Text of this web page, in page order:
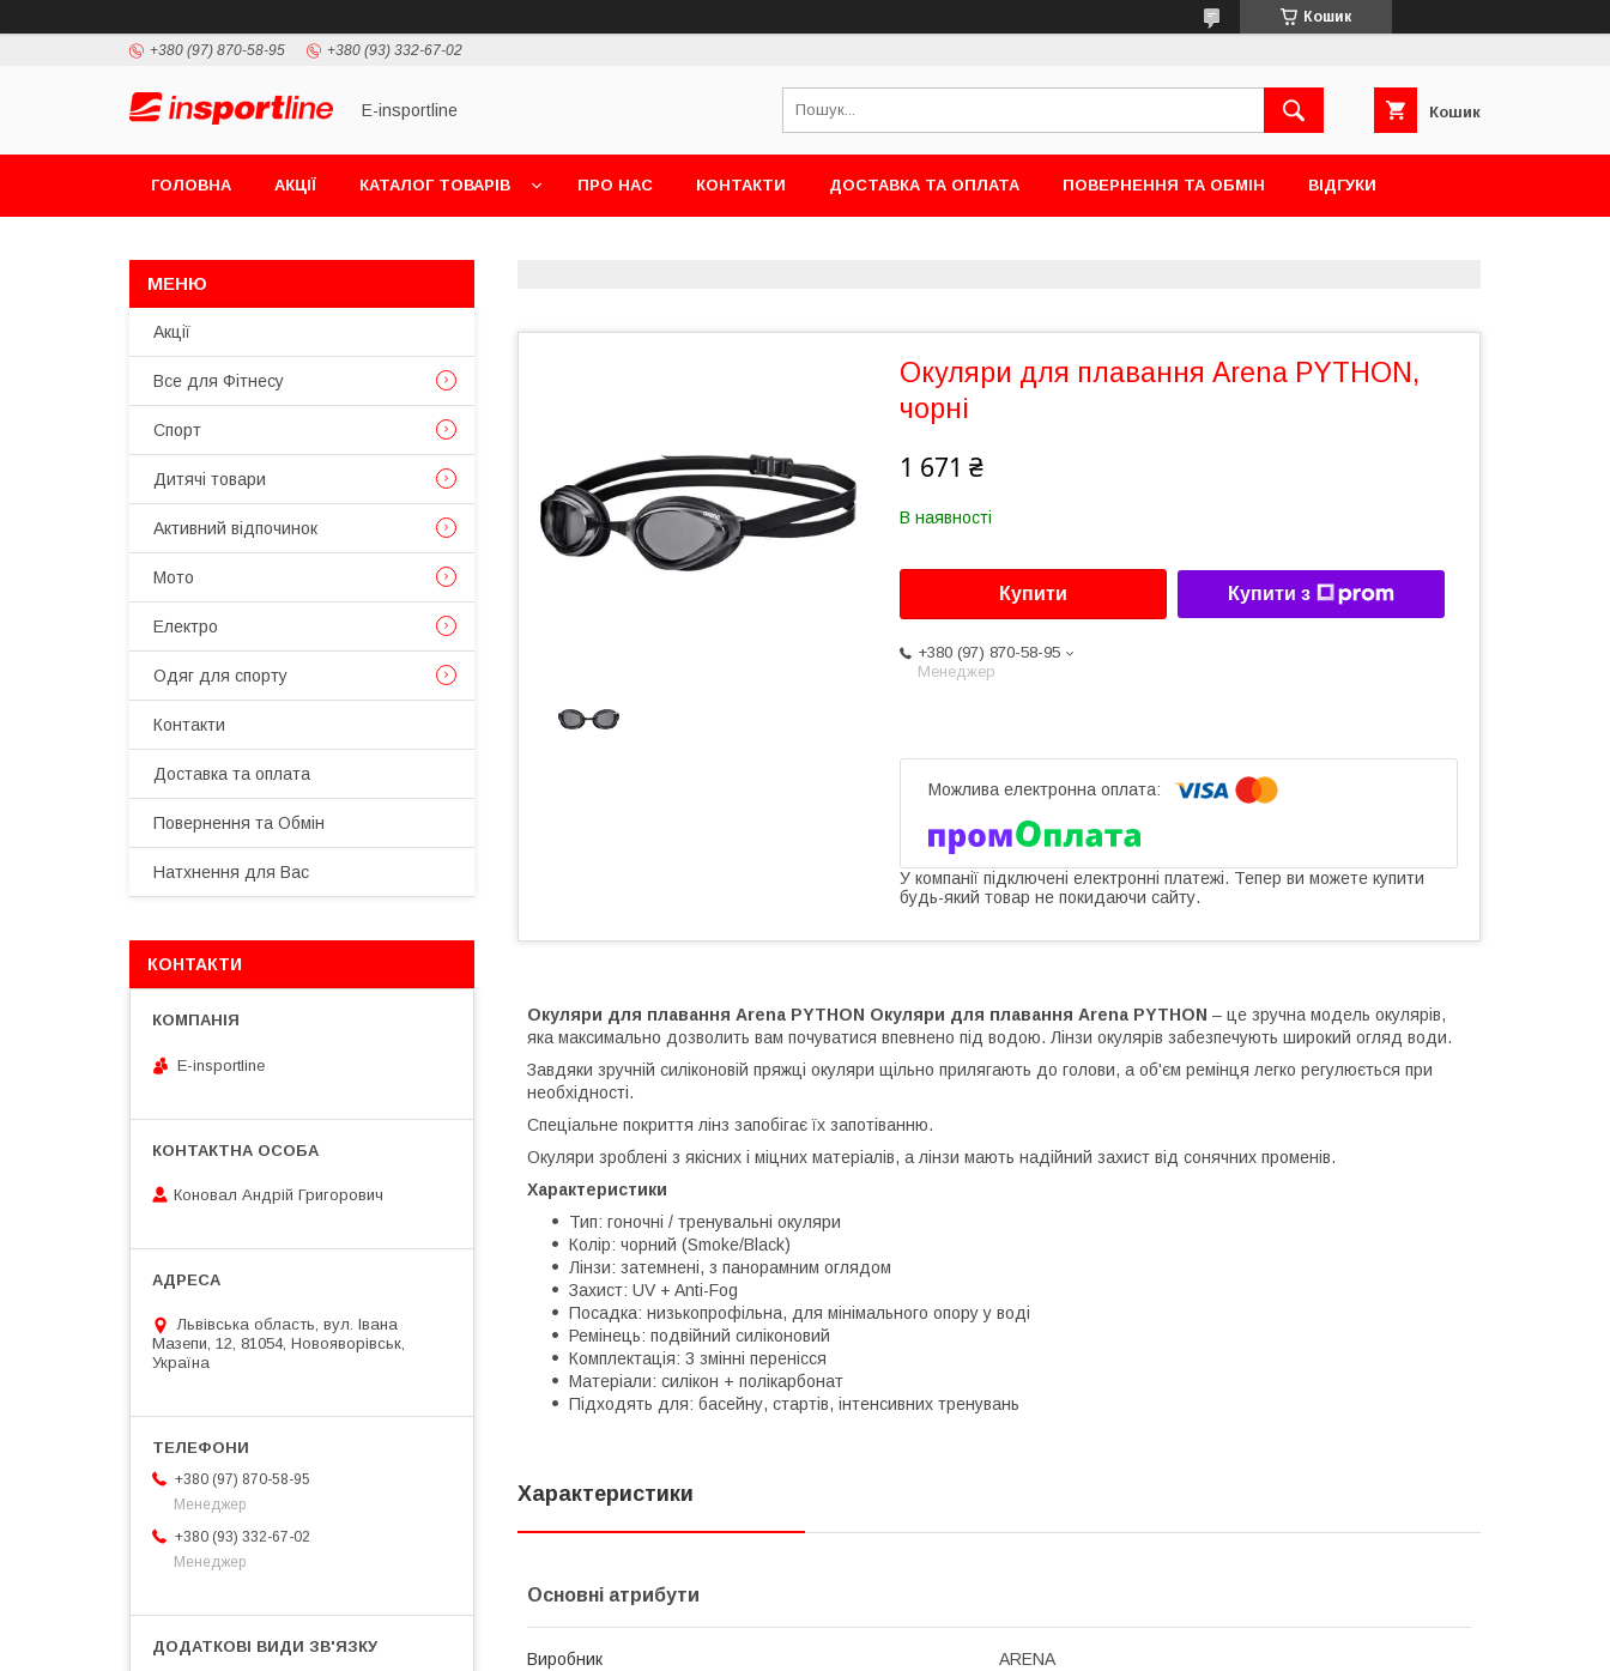
Кошик
+380 (97) 870-58-95 +380 (93) 332-67-02
E-insportline Кошик
ГОЛОВНА АКЦІЇ КАТАЛОГ ТОВАРІВ ПРО НАС КОНТАКТИ ДОСТАВКА ТА ОПЛАТА ПОВЕРНЕННЯ ТА ОБМІН ВІДГУКИ
Окуляри для плавання Arena PYTHON,
чорні
1 671 ₴
В наявності
Купити Купити з
+380 (97) 870-58-95
Менеджер
У компанії підключені електронні платежі. Тепер ви можете купити
будь-який товар не покидаючи сайту.
Окуляри для плавання Arena PYTHON Окуляри для плавання Arena PYTHON – це зручна модель окулярів,
яка максимально дозволить вам почуватися впевнено під водою. Лінзи окулярів забезпечують широкий огляд води.
Завдяки зручній силіконовій пряжці окуляри щільно прилягають до голови, а об'єм ремінця легко регулюється при
необхідності.
Спеціальне покриття лінз запобігає їх запотіванню.
Окуляри зроблені з якісних і міцних матеріалів, а лінзи мають надійний захист від сонячних променів.
Характеристики
Тип: гоночні / тренувальні окуляри
Колір: чорний (Smoke/Black)
Лінзи: затемнені, з панорамним оглядом
Захист: UV + Anti-Fog
Посадка: низькопрофільна, для мінімального опору у воді
Ремінець: подвійний силіконовий
Комплектація: 3 змінні перенісся
Матеріали: силікон + полікарбонат
Підходять для: басейну, стартів, інтенсивних тренувань
Характеристики
Основні атрибути
Виробник ARENA
Акції
Все для Фітнесу
Спорт
Дитячі товари
Активний відпочинок
Мото
Електро
Одяг для спорту
Контакти
Доставка та оплата
Повернення та Обмін
Натхнення для Вас
КОНТАКТИ
E-insportline
Коновал Андрій Григорович
Львівська область, вул. Івана
Мазепи, 12, 81054, Новояворівськ,
Україна
+380 (97) 870-58-95
Менеджер
+380 (93) 332-67-02
Менеджер